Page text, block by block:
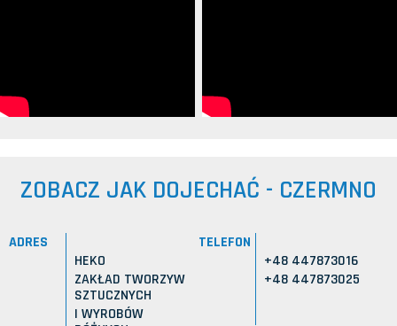
ZOBACZ JAK DOJECHAĆ - CZERMNO
ADRES
HEKO
ZAKŁAD TWORZYW
SZTUCZNYCH
I WYROBÓW
TELEFON
+48 447873016
+48 447873025